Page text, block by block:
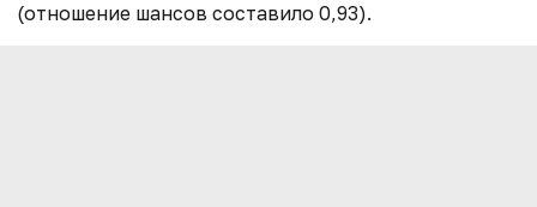
(отношение шансов составило 0,93).